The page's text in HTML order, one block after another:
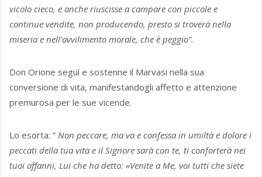
vicolo cieco, e anche riuscisse a campare con piccole e
continue vendite, non producendo, presto si troverà nella
miseria e nell'avvilimento morale, che è peggio”.
Don Orione seguì e sostenne il Marvasi nella sua
conversione di vita, manifestandogli affetto e attenzione
premurosa per le sue vicende.
Lo esorta: “ Non peccare, ma va e confessa in umiltà e dolore i
peccati della tua vita e il Signore sarà con te, ti conforterà nei
tuoi affanni, Lui che ha detto: «Venite a Me, voi tutti che siete